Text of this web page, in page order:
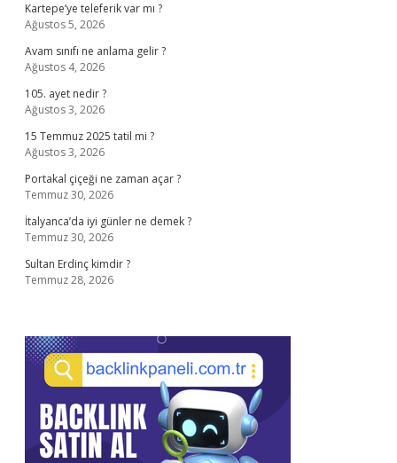
Kartepe’ye teleferik var mı ?
Ağustos 5, 2026
Avam sınıfı ne anlama gelir ?
Ağustos 4, 2026
105. ayet nedir ?
Ağustos 3, 2026
15 Temmuz 2025 tatil mi ?
Ağustos 3, 2026
Portakal çiçeği ne zaman açar ?
Temmuz 30, 2026
İtalyanca’da iyi günler ne demek ?
Temmuz 30, 2026
Sultan Erdinç kimdir ?
Temmuz 28, 2026